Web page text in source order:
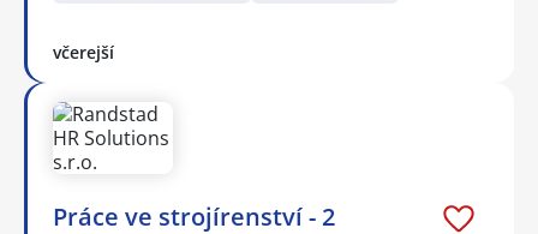
včerejší
Práce ve strojírenství - 2